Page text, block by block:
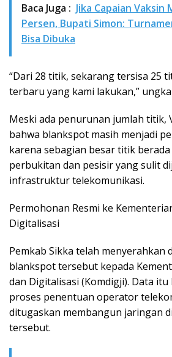
Baca Juga : Jika Capaian
Persen, Bupati Simon:
Bisa Dibuka
“Dari 28 titik, sekarang tersisa 25
terbaru yang kami lakukan,”
Meski ada penurunan jumlah titik,
bahwa blankspot masih menjadi
karena sebagian besar titik berada
perbukitan dan pesisir yang sulit
infrastruktur telekomunikasi.
Permohonan Resmi ke
Digitalisasi
Pemkab Sikka telah menyerahkan
blankspot tersebut kepada
dan Digitalisasi (Komdigji). Data
proses penentuan operator
ditugaskan membangun jaringan
tersebut.